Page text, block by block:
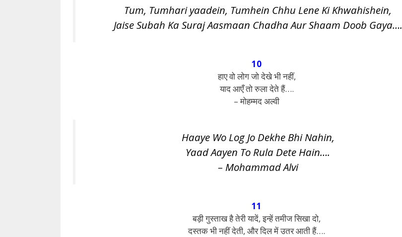
Tum, Tumhari yaadein, Tumhein Chhu Lene Ki Khwahishein,
Jaise Subah Ka Suraj Aasmaan Chadha Aur Shaam Doob Gaya….
10
हाए वो लोग जो देखे भी नहीं,
याद आएँ तो रुला देते हैं….
– मोहम्मद अल्वी
Haaye Wo Log Jo Dekhe Bhi Nahin,
Yaad Aayen To Rula Dete Hain….
– Mohammad Alvi
11
बड़ी गुस्ताख है तेरी यादें, इन्हें तमीज सिखा दो,
दस्तक भी नहीं देती, और दिल में उतर आती हैं….